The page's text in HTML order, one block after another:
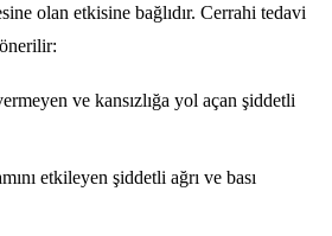
olan etkisine bağlıdır. Cerrahi tedavi
ve kansızlığa yol açan şiddetli
etkileyen şiddetli ağrı ve bası